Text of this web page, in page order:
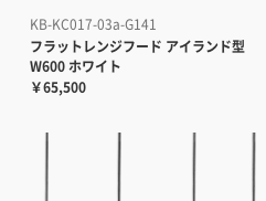
KB-KC017-03a-G141
フラットレンジフード アイランド型
W600 ホワイト
￥65,500